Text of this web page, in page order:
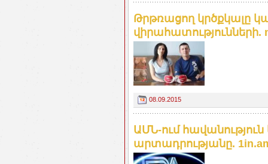
Թրթռացող կրծքկալը
վիրահատությունների.
08.09.2015
ԱՄՆ-ում
արտադրությանը.